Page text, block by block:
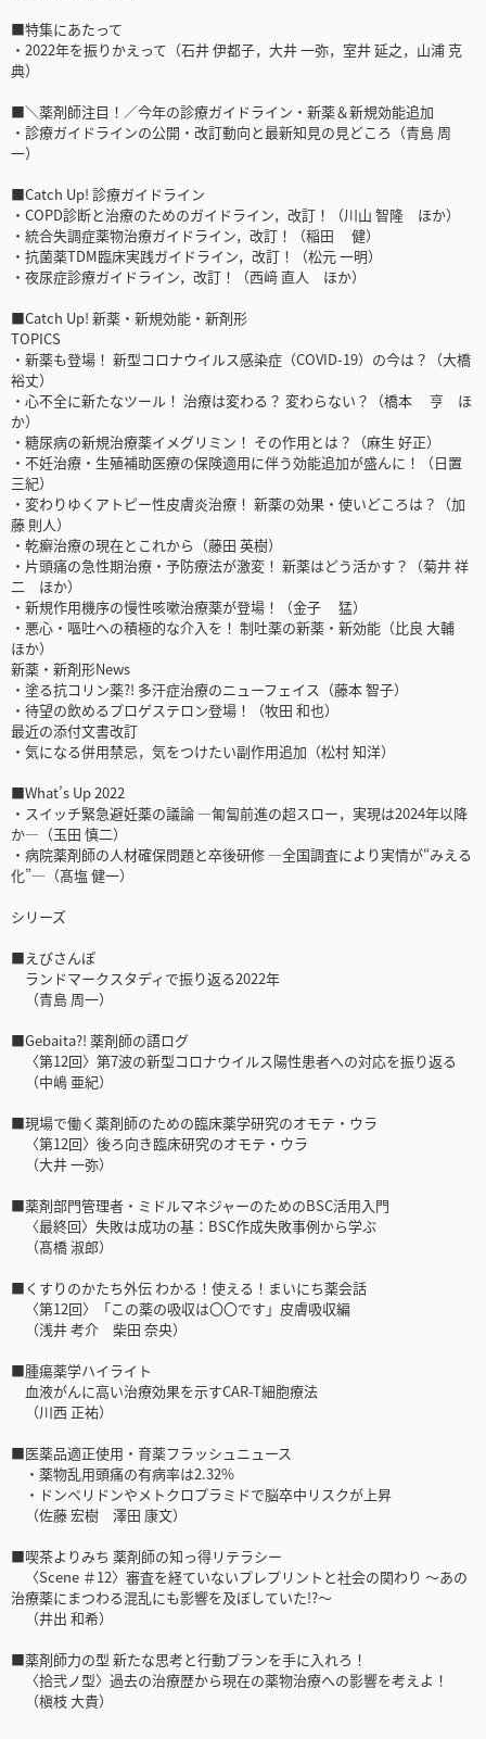
■特集にあたって
・2022年を振りかえって（石井 伊都子，大井 一弥，室井 延之，山浦 克
典）
■＼薬剤師注目！／今年の診療ガイドライン・新薬＆新規効能追加
・診療ガイドラインの公開・改訂動向と最新知見の見どころ（青島 周
一）
■Catch Up! 診療ガイドライン
・COPD診断と治療のためのガイドライン，改訂！（川山 智隆 ほか）
・統合失調症薬物治療ガイドライン，改訂！（稲田 健）
・抗菌薬TDM臨床実践ガイドライン，改訂！（松元 一明）
・夜尿症診療ガイドライン，改訂！（西﨑 直人 ほか）
■Catch Up! 新薬・新規効能・新剤形
TOPICS
・新薬も登場！ 新型コロナウイルス感染症（COVID-19）の今は？（大橋
裕丈）
・心不全に新たなツール！ 治療は変わる？ 変わらない？（橋本 亨 ほ
か）
・糖尿病の新規治療薬イメグリミン！ その作用とは？（麻生 好正）
・不妊治療・生殖補助医療の保険適用に伴う効能追加が盛んに！（日置
三紀）
・変わりゆくアトピー性皮膚炎治療！ 新薬の効果・使いどころは？（加
藤 則人）
・乾癬治療の現在とこれから（藤田 英樹）
・片頭痛の急性期治療・予防療法が激変！ 新薬はどう活かす？（菊井 祥
二 ほか）
・新規作用機序の慢性咳嗽治療薬が登場！（金子 猛）
・悪心・嘔吐への積極的な介入を！ 制吐薬の新薬・新効能（比良 大輔
ほか）
新薬・新剤形News
・塗る抗コリン薬?! 多汗症治療のニューフェイス（藤本 智子）
・待望の飲めるプロゲステロン登場！（牧田 和也）
最近の添付文書改訂
・気になる併用禁忌，気をつけたい副作用追加（松村 知洋）
■What’s Up 2022
・スイッチ緊急避妊薬の議論 ―匍匐前進の超スロー，実現は2024年以降
か―（玉田 慎二）
・病院薬剤師の人材確保問題と卒後研修 ―全国調査により実情が“みえる
化”―（髙塩 健一）
シリーズ
■えびさんぽ
ランドマークスタディで振り返る2022年
（青島 周一）
■Gebaita?! 薬剤師の語ログ
〈第12回〉第7波の新型コロナウイルス陽性患者への対応を振り返る
（中嶋 亜紀）
■現場で働く薬剤師のための臨床薬学研究のオモテ・ウラ
〈第12回〉後ろ向き臨床研究のオモテ・ウラ
（大井 一弥）
■薬剤部門管理者・ミドルマネジャーのためのBSC活用入門
〈最終回〉失敗は成功の基：BSC作成失敗事例から学ぶ
（髙橋 淑郎）
■くすりのかたち外伝 わかる！使える！まいにち薬会話
〈第12回〉「この薬の吸収は〇〇です」皮膚吸収編
（浅井 考介 柴田 奈央）
■腫瘍薬学ハイライト
血液がんに高い治療効果を示すCAR-T細胞療法
（川西 正祐）
■医薬品適正使用・育薬フラッシュニュース
・薬物乱用頭痛の有病率は2.32%
・ドンペリドンやメトクロプラミドで脳卒中リスクが上昇
（佐藤 宏樹 澤田 康文）
■喫茶よりみち 薬剤師の知っ得リテラシー
〈Scene ＃12〉審査を経ていないプレプリントと社会の関わり ～あの
治療薬にまつわる混乱にも影響を及ぼしていた!?～
（井出 和希）
■薬剤師力の型 新たな思考と行動プランを手に入れろ！
〈拾弐ノ型〉過去の治療歴から現在の薬物治療への影響を考えよ！
（槇枝 大貴）